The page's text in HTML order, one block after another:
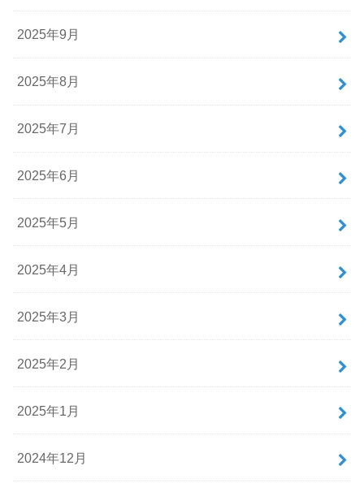
2025年9月
2025年8月
2025年7月
2025年6月
2025年5月
2025年4月
2025年3月
2025年2月
2025年1月
2024年12月